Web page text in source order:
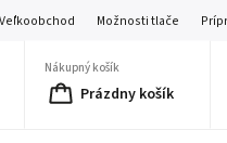
Veľkoobchod Možnosti tlače
Nákupný košík
Prázdny košík